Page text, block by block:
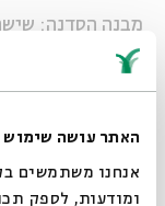
האתר עושה שימוש
ומודעות, לספק
מבנה הסדנה:
בשבט, 12 בפברואר ועד כג באדר, 19 במרץ
19:00 – 20:00 סדנת ריקוד למתחילים